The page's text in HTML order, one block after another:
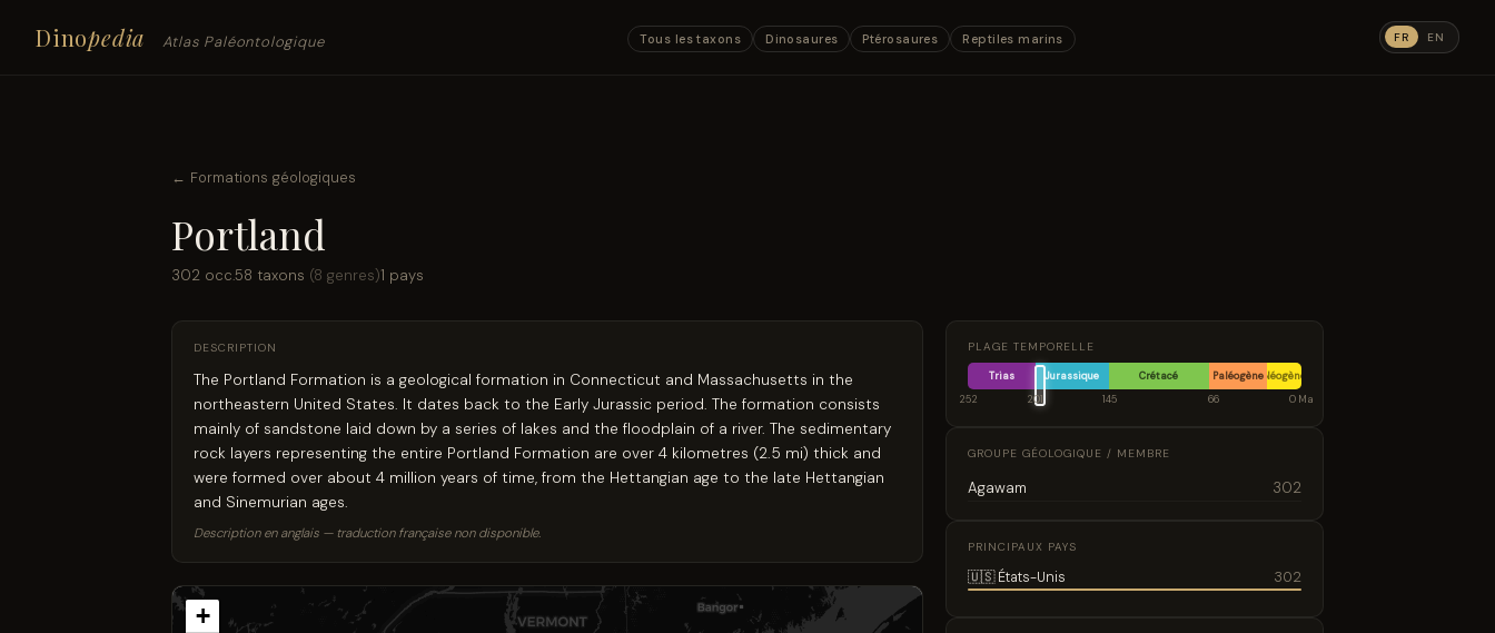
Dinopedia Atlas Paléontologique Tous les taxons Dinosaures Ptérosaures Reptiles marins FR EN
← Formations géologiques
Portland
302 occ.58 taxons (8 genres)1 pays
DESCRIPTION
The Portland Formation is a geological formation in Connecticut and Massachusetts in the
northeastern United States. It dates back to the Early Jurassic period. The formation consists
mainly of sandstone laid down by a series of lakes and the floodplain of a river. The sedimentary
rock layers representing the entire Portland Formation are over 4 kilometres (2.5 mi) thick and
were formed over about 4 million years of time, from the Hettangian age to the late Hettangian
and Sinemurian ages.
Description en anglais — traduction française non disponible.
+
PLAGE TEMPORELLE
Trias Jurassique Crétacé PaléogèneNéogène
252
201 145 66 0 Ma
GROUPE GÉOLOGIQUE / MEMBRE
Agawam 302
PRINCIPAUX PAYS
🇺🇸 États-Unis 302